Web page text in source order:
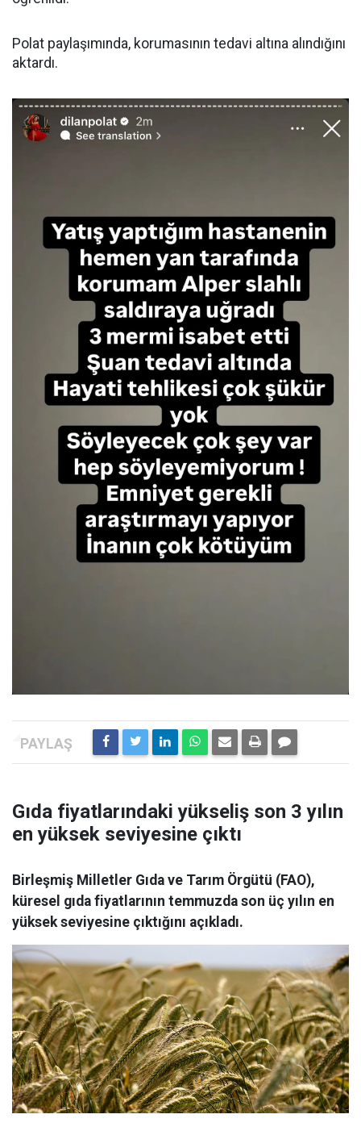
Polat paylaşımında, korumasının tedavi altına alındığını
aktardı.
Gıda fiyatlarındaki yükseliş son 3 yılın
en yüksek seviyesine çıktı
Birleşmiş Milletler Gıda ve Tarım Örgütü (FAO),
küresel gıda fiyatlarının temmuzda son üç yılın en
yüksek seviyesine çıktığını açıkladı.